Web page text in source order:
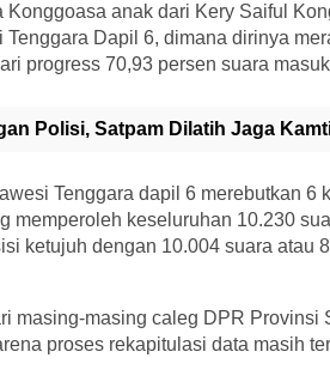
anak dari Kery Saiful
Dapil 6, dimana dirinya
progress 70,93 persen suara
Polisi, Satpam Dilatih Jaga
Tenggara dapil 6 merebutkan 6
memperoleh keseluruhan 10.230
ketujuh dengan 10.004 suara atau
masing-masing caleg DPR Provinsi
proses rekapitulasi data masih